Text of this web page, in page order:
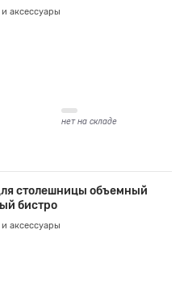
аксессуары
нет на складе
столешницы объемный
бистро
аксессуары